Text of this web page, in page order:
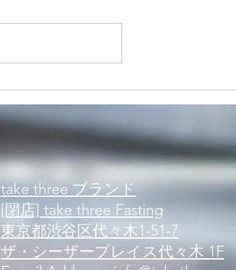
レイズ
take three ブランド
[閉店] take three Fasting
東京都渋谷区代々木1-51-7
ザ・シーザープレイス代々木 1F